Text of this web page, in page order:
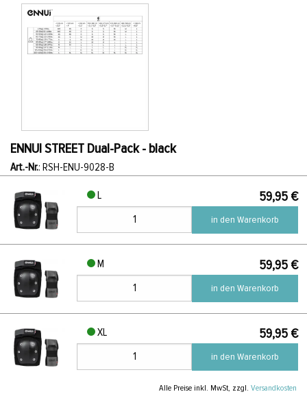
ENNUI STREET Dual-Pack - black
Art.-Nr.: RSH-ENU-9028-B
L 59,95 €
in den Warenkorb
M 59,95 €
in den Warenkorb
XL 59,95 €
in den Warenkorb
Alle Preiseinkl. MwSt, zzgl. Versandkosten